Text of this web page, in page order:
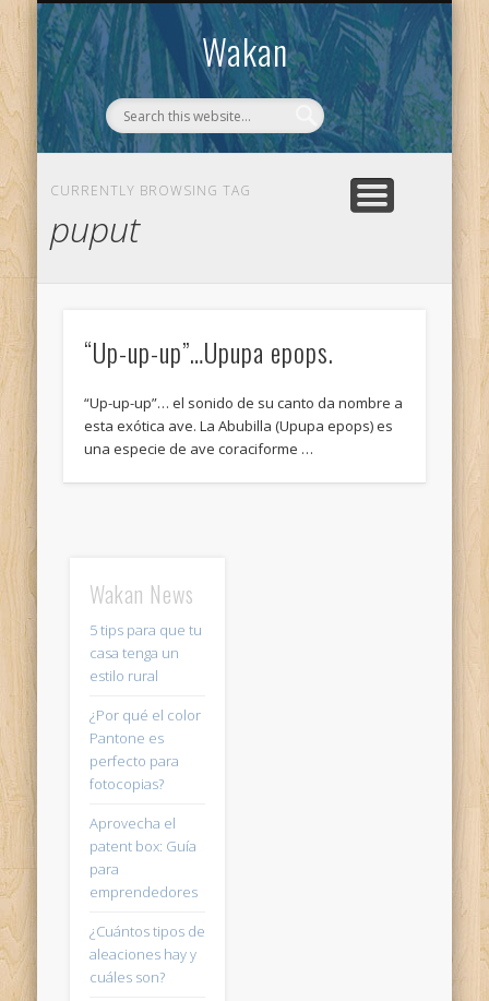
Wakan
WAKAN
CONTACTO
CURRENTLY BROWSING TAG
puput
“Up-up-up”…Upupa epops.
“Up-up-up”… el sonido de su canto da nombre a
esta exótica ave. La Abubilla (Upupa epops) es
una especie de ave coraciforme …
Wakan News
5 tips para que tu
casa tenga un
estilo rural
¿Por qué el color
Pantone es
perfecto para
fotocopias?
Aprovecha el
patent box: Guía
para
emprendedores
¿Cuántos tipos de
aleaciones hay y
cuáles son?